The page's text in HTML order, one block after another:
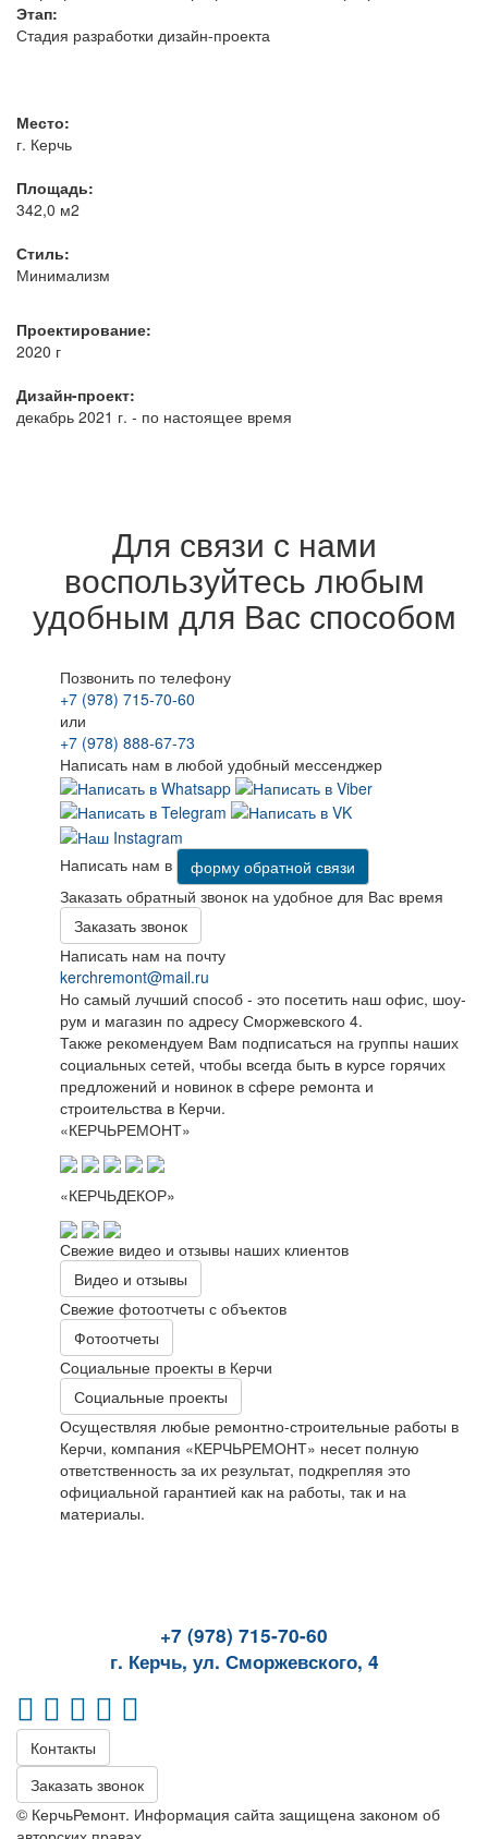
Этап:
Стадия разработки дизайн-проекта
Место:
г. Керчь
Площадь:
342,0 м2
Стиль:
Минимализм
Проектирование:
2020 г
Дизайн-проект:
декабрь 2021 г. - по настоящее время
Для связи с нами
воспользуйтесь любым
удобным для Вас способом
Позвонить по телефону
+7 (978) 715-70-60
или
+7 (978) 888-67-73
Написать нам в любой удобный мессенджер
Написать нам в
форму обратной связи
Заказать обратный звонок на удобное для Вас время
Заказать звонок
Написать нам на почту
kerchremont@mail.ru
Но самый лучший способ - это посетить наш офис, шоу-
рум и магазин по адресу Сморжевского 4.
Также рекомендуем Вам подписаться на группы наших
социальных сетей, чтобы всегда быть в курсе горячих
предложений и новинок в сфере ремонта и
строительства в Керчи.
«КЕРЧЬРЕМОНТ»
«КЕРЧЬДЕКОР»
Свежие видео и отзывы наших клиентов
Видео и отзывы
Свежие фотоотчеты с объектов
Фотоотчеты
Социальные проекты в Керчи
Социальные проекты
Осуществляя любые ремонтно-строительные работы в
Керчи, компания «КЕРЧЬРЕМОНТ» несет полную
ответственность за их результат, подкрепляя это
официальной гарантией как на работы, так и на
материалы.
+7 (978) 715-70-60
г. Керчь, ул. Сморжевского, 4
Контакты
Заказать звонок
© КерчьРемонт. Информация сайта защищена законом об